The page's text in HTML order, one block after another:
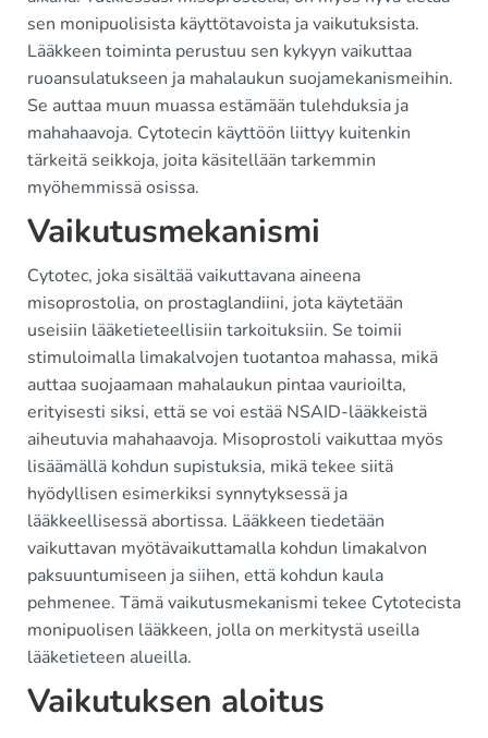
sen monipuolisista käyttötavoista ja vaikutuksista.
Lääkkeen toiminta perustuu sen kykyyn vaikuttaa
ruoansulatukseen ja mahalaukun suojamekanismeihin.
Se auttaa muun muassa estämään tulehduksia ja
mahahaavoja. Cytotecin käyttöön liittyy kuitenkin
tärkeitä seikkoja, joita käsitellään tarkemmin
myöhemmissä osissa.
Vaikutusmekanismi
Cytotec, joka sisältää vaikuttavana aineena
misoprostolia, on prostaglandiini, jota käytetään
useisiin lääketieteellisiin tarkoituksiin. Se toimii
stimuloimalla limakalvojen tuotantoa mahassa, mikä
auttaa suojaamaan mahalaukun pintaa vaurioilta,
erityisesti siksi, että se voi estää NSAID-lääkkeistä
aiheutuvia mahahaavoja. Misoprostoli vaikuttaa myös
lisäämällä kohdun supistuksia, mikä tekee siitä
hyödyllisen esimerkiksi synnytyksessä ja
lääkkeellisessä abortissa. Lääkkeen tiedetään
vaikuttavan myötävaikuttamalla kohdun limakalvon
paksuuntumiseen ja siihen, että kohdun kaula
pehmenee. Tämä vaikutusmekanismi tekee Cytotecista
monipuolisen lääkkeen, jolla on merkitystä useilla
lääketieteen alueilla.
Vaikutuksen aloitus